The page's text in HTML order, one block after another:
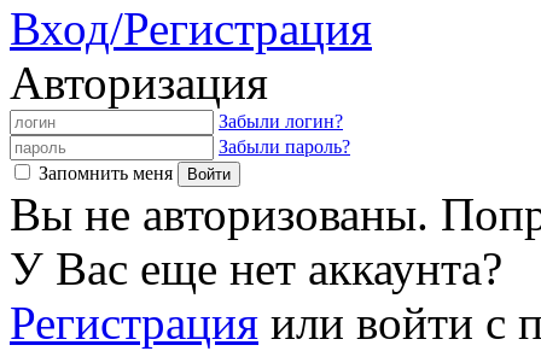
Вход/Регистрация
Авторизация
Забыли логин?
Забыли пароль?
Запомнить меня
Вы не авторизованы.
У Вас еще нет аккаунта?
Регистрация или войти с